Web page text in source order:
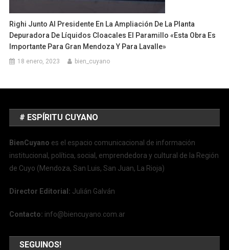
Righi Junto Al Presidente En La Ampliación De La Planta
Depuradora De Líquidos Cloacales El Paramillo «Esta Obra Es
Importante Para Gran Mendoza Y Para Lavalle»
18 enero, 2023 bien_cuyano
# ESPÍRITU CUYANO
BienCuyano es el espacio comunicacional de información
institucional, política, social, emprendedora y cultural de la Región
de Cuyo (Mendoza, San Luis, San Juan, La Rioja)
Director Editorial: Julián Galván
Contacto: info@biencuyano.com.ar
SEGUINOS!